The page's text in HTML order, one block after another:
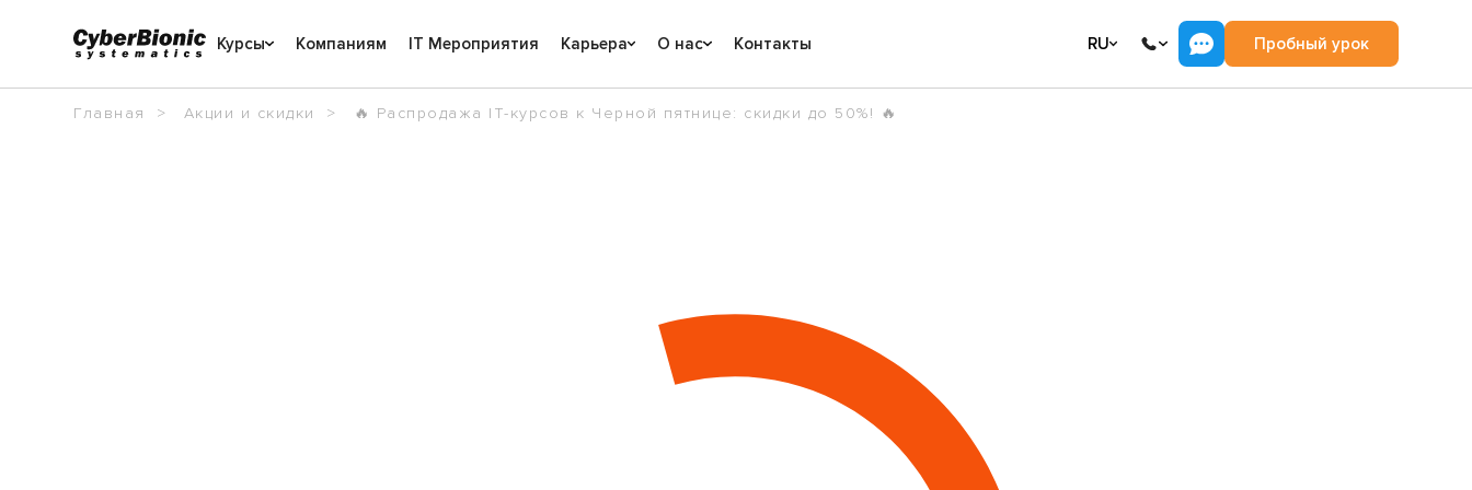
Курсы Компаниям IT Мероприятия Карьера О нас Контакты RU Пробный урок
Главная Акции и скидки 🔥 Распродажа IT-курсов к Черной пятнице: скидки до 50%! 🔥